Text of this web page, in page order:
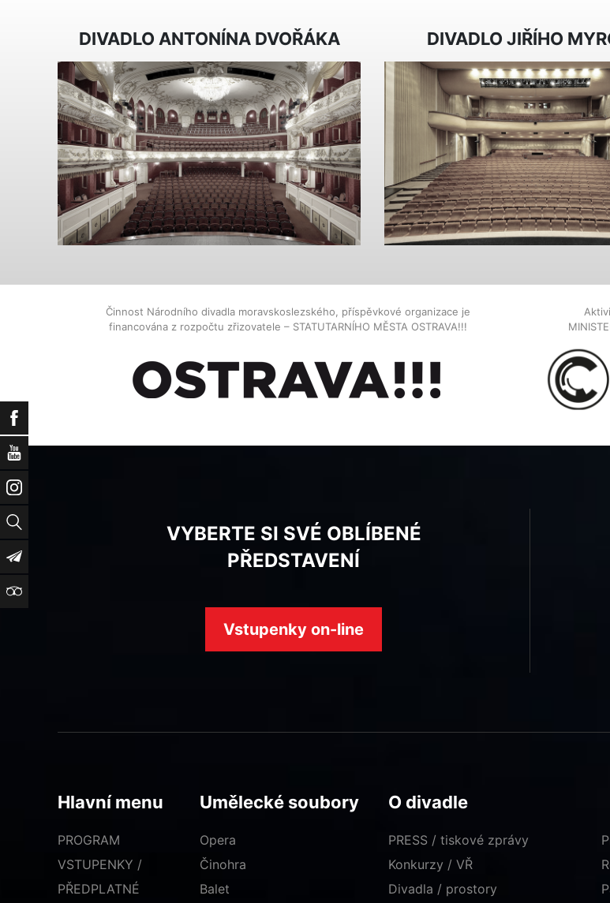
Facebook
YouTube
Instagram
Vyhledat
Newsletter
TripAdvisor
DIVADLO ANTONÍNA DVOŘÁKA DIVADLO JIŘÍHO
Činnost Národního divadla moravskoslezského, příspěvkové organizace je
financována z rozpočtu zřizovatele – STATUTARNÍHO MĚSTA OSTRAVA!!!
VYBERTE SI SVÉ OBLÍBENÉ
PŘEDSTAVENÍ
Vstupenky on-line
Hlavní menu
PROGRAM
VSTUPENKY /
PŘEDPLATNÉ
Umělecké soubory
Opera
Činohra
Balet
O divadle
PRESS / tiskové zprávy
Konkurzy / VŘ
Divadla / prostory